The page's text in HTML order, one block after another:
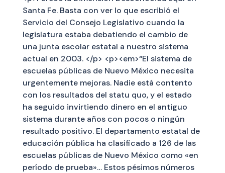
Santa Fe. Basta con ver lo que escribió el
Servicio del Consejo Legislativo cuando la
legislatura estaba debatiendo el cambio de
una junta escolar estatal a nuestro sistema
actual en 2003. </p> <p><em>“El sistema de
escuelas públicas de Nuevo México necesita
urgentemente mejoras. Nadie está contento
con los resultados del statu quo, y el estado
ha seguido invirtiendo dinero en el antiguo
sistema durante años con pocos o ningún
resultado positivo. El departamento estatal de
educación pública ha clasificado a 126 de las
escuelas públicas de Nuevo México como «en
período de prueba»… Estos pésimos números